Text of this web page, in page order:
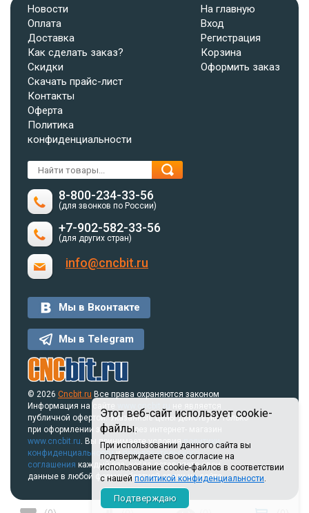
Этот веб-сайт использует cookie-
файлы.
При использовании данного сайта вы
подтверждаете свое согласие на
использование cookie-файлов в соответствии
с нашей политикой конфиденциальности.
Подтверждаю
Новости
Оплата
Доставка
Как сделать заказ?
Скидки
Скачать прайс-лист
Контакты
Оферта
Политика
конфиденциальности
На главную
Вход
Регистрация
Корзина
Оформить заказ
8-800-234-33-56
(для звонков по России)
+7-902-582-33-56
(для других стран)
info@cncbit.ru
Мы в Вконтакте
Мы в Telegram
© 2026 Cncbit.ru Все права охраняются законом
Информация на сайте
www.cncbit.ru
публичной офертой. Указанные цены действуют только
при оформлении заказа через интернет- магазин
www.cncbit.ru. Вы принимаете условияполитики
конфиденциальностиипользовательского
соглашения каждый раз, когда оставляете свои
данные в любой форме обратной связи на сайте.